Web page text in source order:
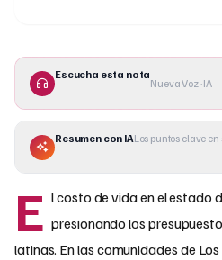
Escucha esta nota
Nueva Voz · IA
Resumen con IALos puntos clave
E l costo de vida en el estado
presionando los
latinas. En las comunidades de